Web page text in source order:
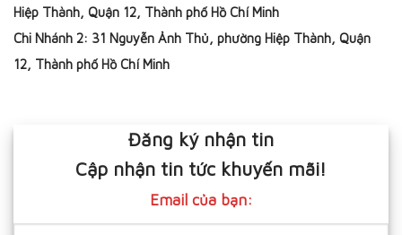
Hiệp Thành, Quận 12, Thành phố Hồ Chí Minh
Chi Nhánh 2: 31 Nguyễn Ảnh Thủ, phường Hiệp Thành, Quận
12, Thành phố Hồ Chí Minh
Đăng ký nhận tin
Cập nhận tin tức khuyến mãi!
Email của bạn: